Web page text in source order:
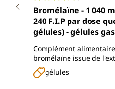
Note moyenne de 4.8
Bromélaïne - 1 040
240 F.I.P par dose
gélules) - gélules
Complément
bromélaïne issue de
gélules